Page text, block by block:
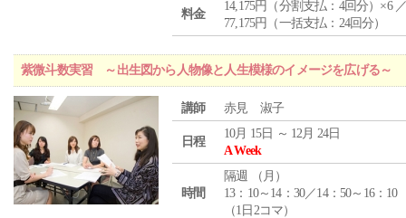
料金
14,175円（分割支払：4回分）×6
77,175円（一括支払：24回分）
紫微斗数実習 ～出生図から人物像と人生模様のイメージを広げる～
講師 赤見 淑子
日程
10月 15日 ～ 12月 24日
A Week
時間
隔週 （ 月 ）
13：10～14：30／14：50～16：10
（1日2コマ）